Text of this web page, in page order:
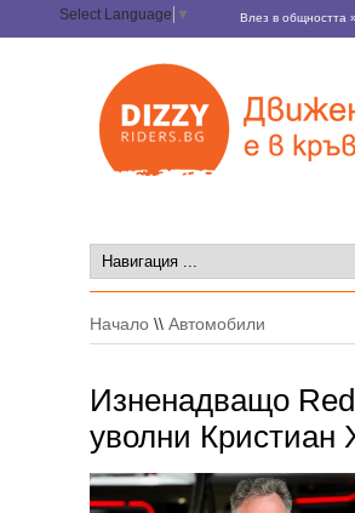
Select Language ▼ Влез в общността »
Начало \\ Автомобили
Изненадващо
уволни Кристиан